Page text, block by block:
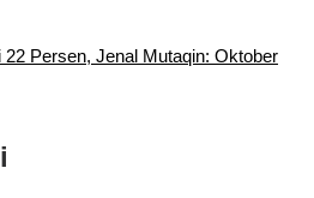
Persen, Jenal Mutaqin: Oktober